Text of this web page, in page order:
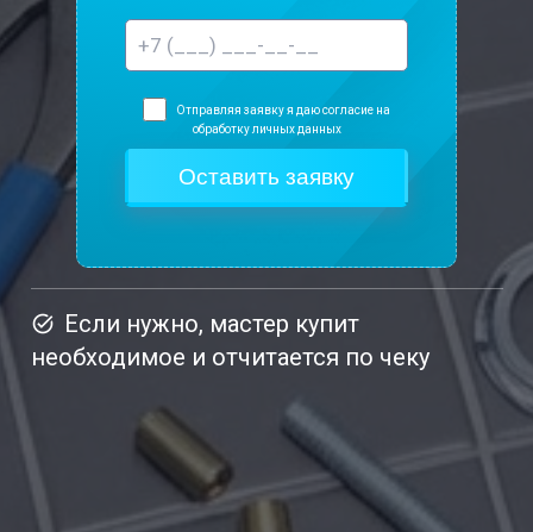
Отправляя заявку я даю согласие на
обработку личных данных
task_alt Если нужно, мастер купит
необходимое и отчитается по чеку